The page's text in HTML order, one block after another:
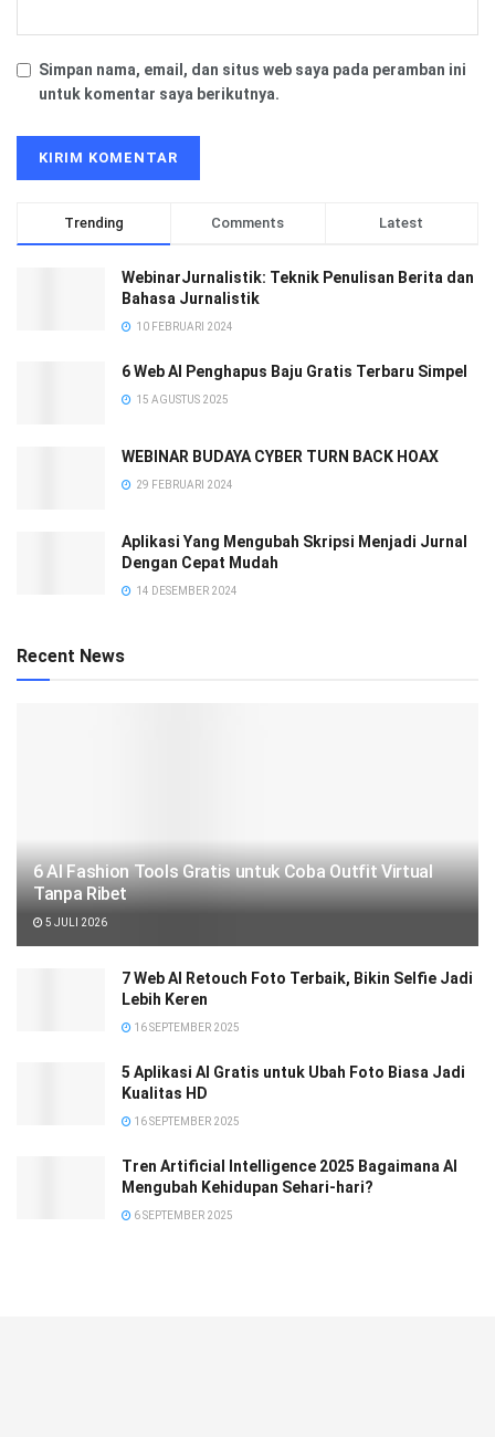
Simpan nama, email, dan situs web saya pada peramban ini
untuk komentar saya berikutnya.
Trending Comments Latest
WebinarJurnalistik: Teknik Penulisan Berita dan
Bahasa Jurnalistik
10 FEBRUARI 2024
6 Web AI Penghapus Baju Gratis Terbaru Simpel
15 AGUSTUS 2025
WEBINAR BUDAYA CYBER TURN BACK HOAX
29 FEBRUARI 2024
Aplikasi Yang Mengubah Skripsi Menjadi Jurnal
Dengan Cepat Mudah
14 DESEMBER 2024
Recent News
6 AI Fashion Tools Gratis untuk Coba Outfit Virtual
Tanpa Ribet
5 JULI 2026
7 Web AI Retouch Foto Terbaik, Bikin Selfie Jadi
Lebih Keren
16 SEPTEMBER 2025
5 Aplikasi AI Gratis untuk Ubah Foto Biasa Jadi
Kualitas HD
16 SEPTEMBER 2025
Tren Artificial Intelligence 2025 Bagaimana AI
Mengubah Kehidupan Sehari-hari?
6 SEPTEMBER 2025